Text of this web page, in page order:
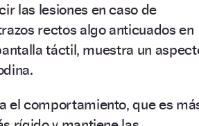
las lesiones en caso de
rectos algo anticuados en
táctil, muestra un
el comportamiento, que es